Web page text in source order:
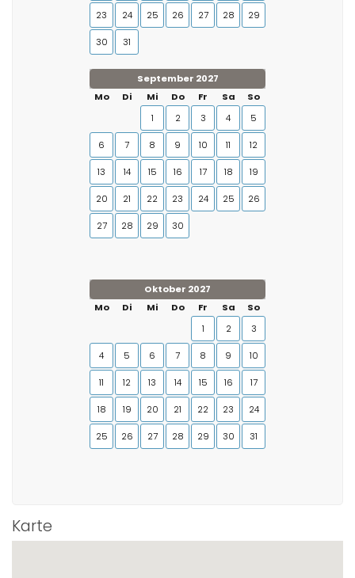
23 24 25 26 27 28 29
30 31
September 2027
Mo
Di Mi Do Fr Sa
So
1
2 3 4 5
6 7 8 9 10 11 12
13 14 15 16 17 18 19
20 21 22 23 24 25 26
27 28 29 30
Oktober 2027
Mo
Di Mi Do Fr Sa
So
1
2 3
4 5 6 7 8 9 10
11 12 13 14 15 16 17
18 19 20 21 22 23 24
25 26 27 28 29 30 31
Karte